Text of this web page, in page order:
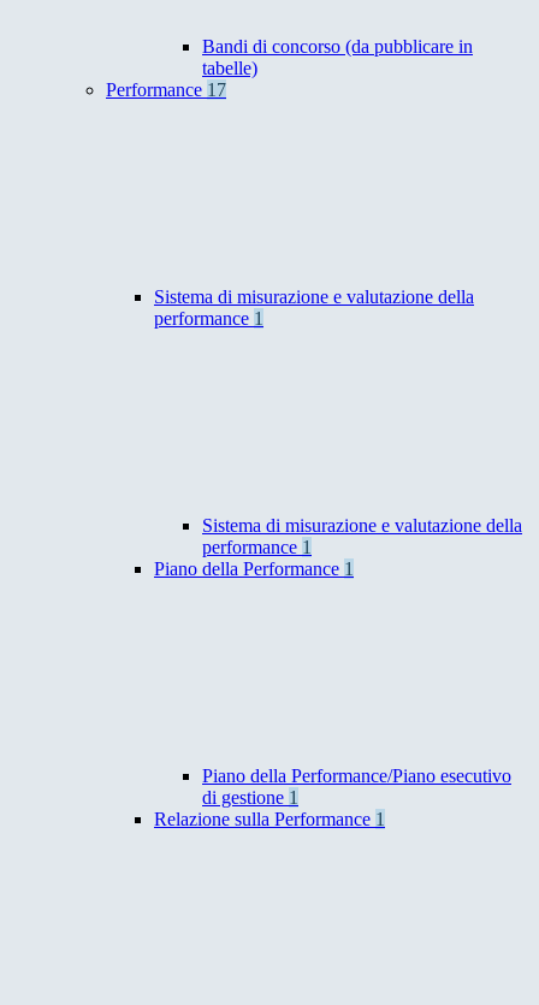
Bandi di concorso (da pubblicare in
tabelle)
Performance 17
Sistema di misurazione e valutazione della
performance 1
Sistema di misurazione e valutazione della
performance 1
Piano della Performance 1
Piano della Performance/Piano esecutivo
di gestione 1
Relazione sulla Performance 1